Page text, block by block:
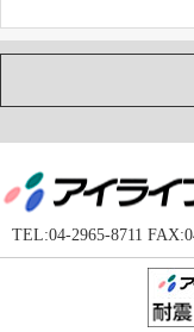
TEL:04-2965-8711